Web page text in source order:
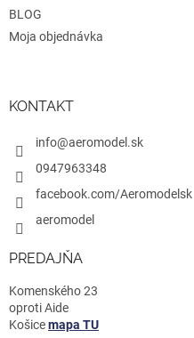
BLOG
Moja objednávka
KONTAKT
info@aeromodel.sk
0947963348
facebook.com/Aeromodelsk
aeromodel
PREDAJŇA
Komenského 23
oproti Aide
Košicemapa TU